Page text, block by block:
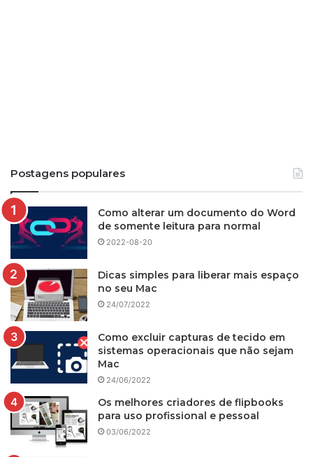
Postagens populares
Como alterar um documento do Word
de somente leitura para normal
2022-08-20
Dicas simples para liberar mais espaço
no seu Mac
24/07/2022
Como excluir capturas de tecido em
sistemas operacionais que não sejam
Mac
24/06/2022
Os melhores criadores de flipbooks
para uso profissional e pessoal
03/06/2022